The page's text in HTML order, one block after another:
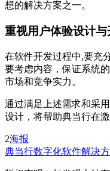
想的解决方案之一。
重视用户体验设计
在软件开发过程中,要充
要考虑内容，保证系统
市场和竞争实力。
通过满足上述需求和采
设计，将帮助典当行在
2海报
典当行数字化软件解决